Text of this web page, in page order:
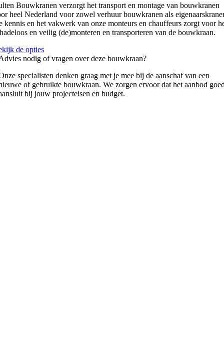
Bouwkranen verzorgt het transport en montage van bouwkranen
heel Nederland voor zowel verhuur bouwkranen als
kennis en het vakwerk van onze monteurs en chauffeurs zorgt voor
en veilig (de)monteren en transporteren van de bouwkraan.
de opties
nodig of vragen over deze bouwkraan?
specialisten denken graag met je mee bij de aanschaf van een
of gebruikte bouwkraan. We zorgen ervoor dat het aanbod
bij jouw projecteisen en budget.